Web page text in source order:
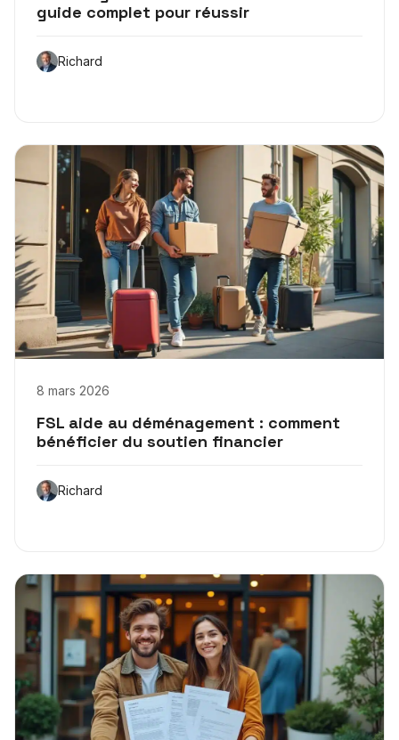
guide complet pour réussir
Richard
8 mars 2026
FSL aide au déménagement : comment
bénéficier du soutien financier
Richard